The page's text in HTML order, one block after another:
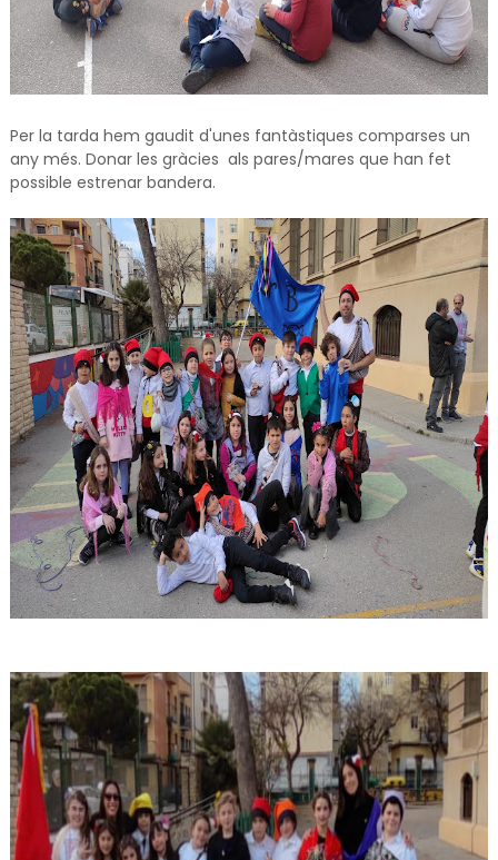
Per la tarda hem gaudit d'unes fantàstiques comparses un
any més. Donar les gràcies als pares/mares que han fet
possible estrenar bandera.